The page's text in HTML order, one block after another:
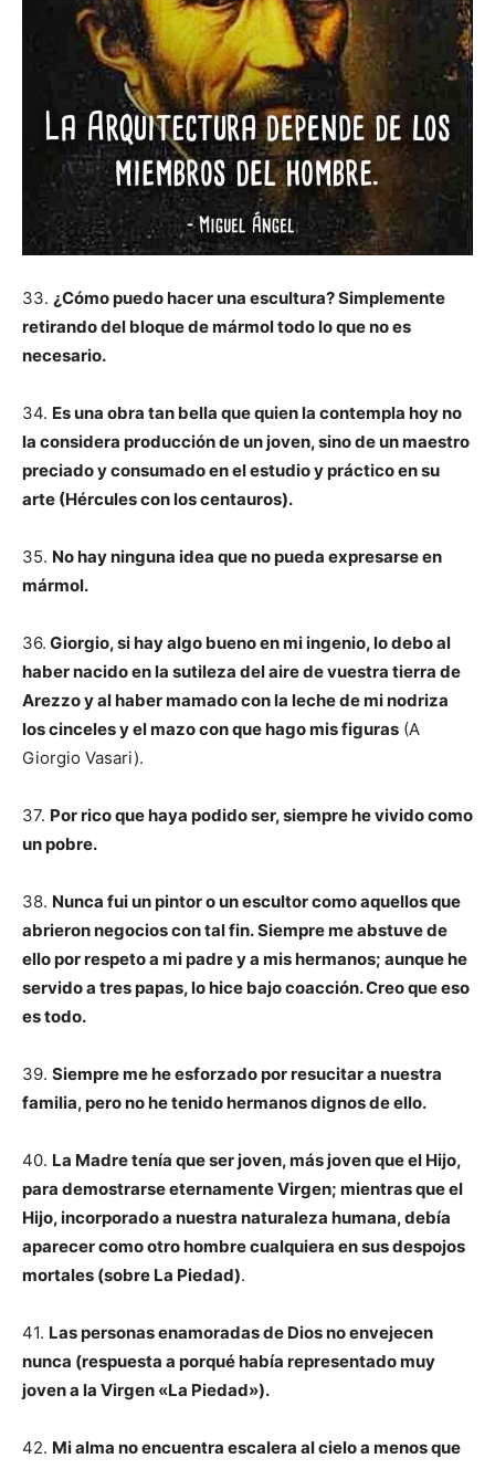
33. ¿Cómo puedo hacer una escultura? Simplemente
retirando del bloque de mármol todo lo que no es
necesario.
34. Es una obra tan bella que quien la contempla hoy no
la considera producción de un joven, sino de un maestro
preciado y consumado en el estudio y práctico en su
arte (Hércules con los centauros).
35. No hay ninguna idea que no pueda expresarse en
mármol.
36. Giorgio, si hay algo bueno en mi ingenio, lo debo al
haber nacido en la sutileza del aire de vuestra tierra de
Arezzo y al haber mamado con la leche de mi nodriza
los cinceles y el mazo con que hago mis figuras (A
Giorgio Vasari).
37. Por rico que haya podido ser, siempre he vivido como
un pobre.
38. Nunca fui un pintor o un escultor como aquellos que
abrieron negocios con tal fin. Siempre me abstuve de
ello por respeto a mi padre y a mis hermanos; aunque he
servido a tres papas, lo hice bajo coacción. Creo que eso
es todo.
39. Siempre me he esforzado por resucitar a nuestra
familia, pero no he tenido hermanos dignos de ello.
40. La Madre tenía que ser joven, más joven que el Hijo,
para demostrarse eternamente Virgen; mientras que el
Hijo, incorporado a nuestra naturaleza humana, debía
aparecer como otro hombre cualquiera en sus despojos
mortales (sobre La Piedad).
41. Las personas enamoradas de Dios no envejecen
nunca (respuesta a porqué había representado muy
joven a la Virgen «La Piedad»).
42. Mi alma no encuentra escalera al cielo a menos que